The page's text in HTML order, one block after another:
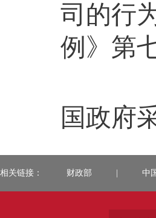
司的行
例》第
国政府
相关链接： 财政部 中